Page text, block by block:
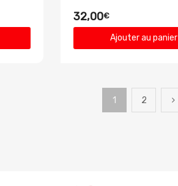
32,00€
Ajouter au panier
1 2